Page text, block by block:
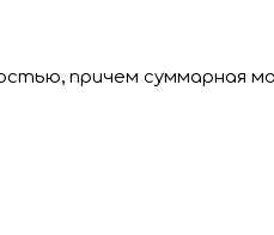
причем суммарная